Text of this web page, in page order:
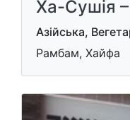
Ха-Сушія
Азійська,
Рамбам, Хайфа